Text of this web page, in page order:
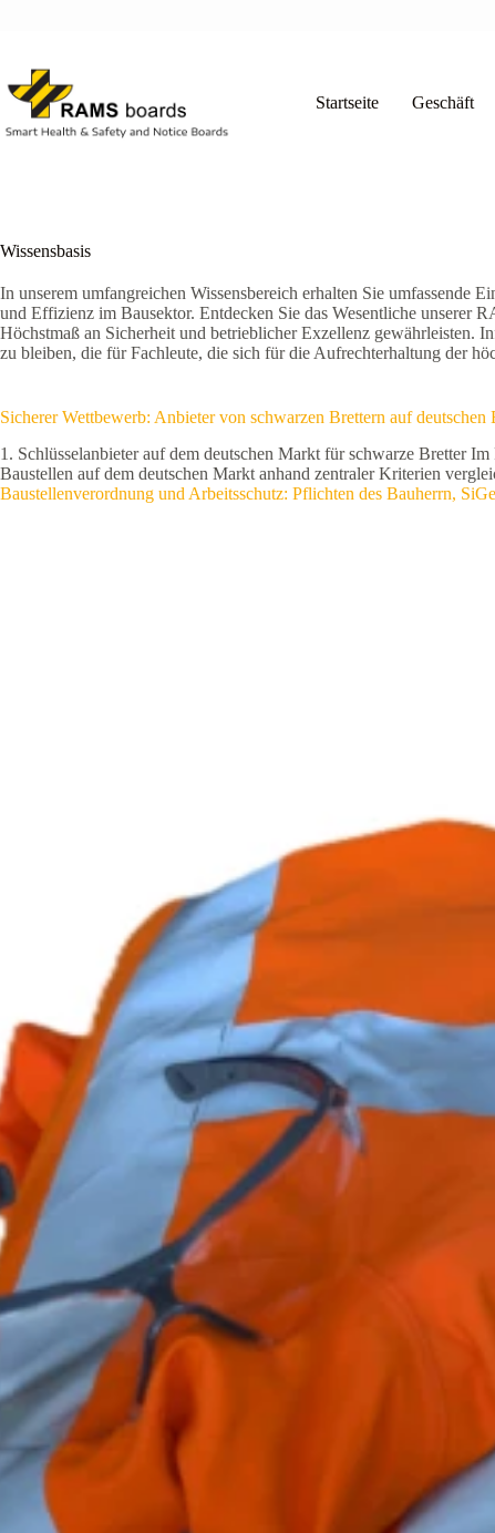
Startseite Geschäft
Wissensbasis
In unserem umfangreichen Wissensbereich erhalten Sie
und Effizienz im Bausektor. Entdecken Sie das Wesentliche unserer
Höchstmaß an Sicherheit und betrieblicher Exzellenz gewährleisten.
zu bleiben, die für Fachleute, die sich für die Aufrechterhaltung der
Sicherer Wettbewerb: Anbieter von schwarzen Brettern auf deutschen
1. Schlüsselanbieter auf dem deutschen Markt für schwarze Bretter
Baustellen auf dem deutschen Markt anhand zentraler Kriterien
Baustellenverordnung und Arbeitsschutz: Pflichten des Bauherrn,